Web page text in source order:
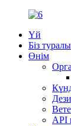
Үй
Біз туралы
Өнім
API